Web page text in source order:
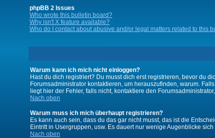
phpBB 2 Issues
Who wrote this bulletin board?
Why isn't X feature available?
Who do I contact about abusive and/or legal matters related to this
Warum kann ich mich nicht einloggen?
Hast du dich registriert? Du musst dich erst registrieren, bevor du
Forumsadministrator kontaktieren, um herauszufinden, warum.
liegt hier der Fehler, falls nicht, kontaktiere den
Nach oben
Warum muss ich mich überhaupt registrieren?
Es kann auch sein, dass du das gar nicht musst, das ist die
Eintritt in Usergruppen, usw. Es dauert nur wenige Augenblicke
Nach oben